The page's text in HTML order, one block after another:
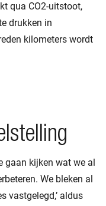
qua CO2-uitstoot,
drukken in
kilometers wordt
gaan kijken wat we al
We bleken al
vastgelegd,’ aldus